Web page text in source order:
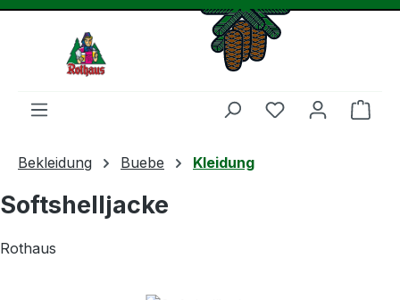
Du hast 0
Bekleidung Buebe Kleidung
Softshelljacke
Rothaus